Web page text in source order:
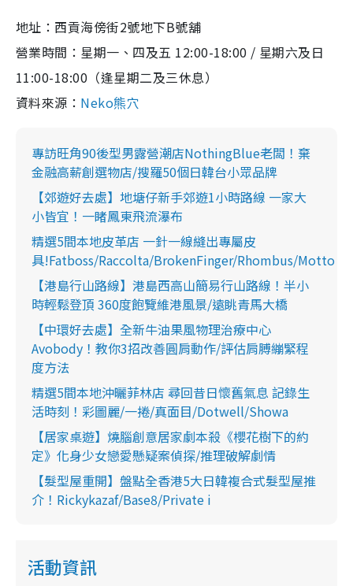
地址：西貢海傍街2號地下B號舖
營業時間：星期一、四及五 12:00-18:00 / 星期六及日
11:00-18:00（逢星期二及三休息）
資料來源： Neko熊穴
專訪旺角90後型男露營潮店NothingBlue老闆！棄
金融高薪創選物店/搜羅50個日韓台小眾品牌
【郊遊好去處】地塘仔新手郊遊1小時路線 一家大
小皆宜！一睹鳳東飛流瀑布
精選5間本地皮革店 一針一線縫出專屬皮
具!Fatboss/Raccolta/BrokenFinger/Rhombus/Motto
【港島行山路線】港島西高山簡易行山路線！半小
時輕鬆登頂 360度飽覽維港風景/遠眺青馬大橋
【中環好去處】全新牛油果風物理治療中心
Avobody！教你3招改善圓肩動作/評估肩膊繃緊程
度方法
精選5間本地沖曬菲林店 尋回昔日懷舊氣息 記錄生
活時刻！彩圖麗/一捲/真面目/Dotwell/Showa
【居家桌遊】燒腦創意居家劇本殺《櫻花樹下的約
定》化身少女戀愛懸疑案偵探/推理破解劇情
【髮型屋重開】盤點全香港5大日韓複合式髮型屋推
介！Rickykazaf/Base8/Private i
活動資訊